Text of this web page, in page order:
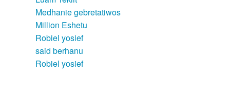
Medhanie gebretatiwos
Million Eshetu
Robiel yosief
said berhanu
Robiel yosief